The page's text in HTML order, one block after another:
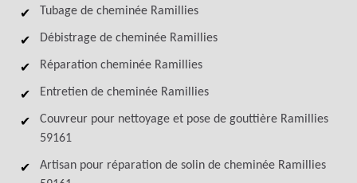
Tubage de cheminée Ramillies
Débistrage de cheminée Ramillies
Réparation cheminée Ramillies
Entretien de cheminée Ramillies
Couvreur pour nettoyage et pose de gouttière Ramillies
59161
Artisan pour réparation de solin de cheminée Ramillies